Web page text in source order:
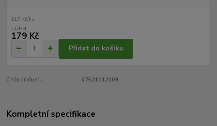
217 Kč/ks
179 Kč
Přidat do košíku
Číslo produktu: 07521112109
Kompletní specifikace